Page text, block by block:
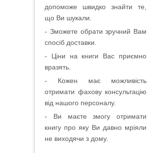
допоможе швидко знайти те,
що Ви шукали.
- Зможете обрати зручний Вам
спосіб доставки.
- Ціни на книги Вас приємно
вразять.
- Кожен має можливість
отримати фахову консультацію
від нашого персоналу.
- Ви маєте змогу отримати
книгу про яку Ви давно мріяли
не виходячи з дому.